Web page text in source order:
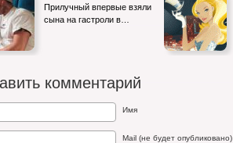
Прилучный впервые взяли
сына на гастроли в…
комментарий
Имя
Mail (не будет опубликовано)